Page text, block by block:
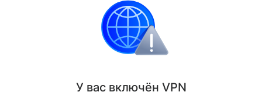
У вас включён VPN